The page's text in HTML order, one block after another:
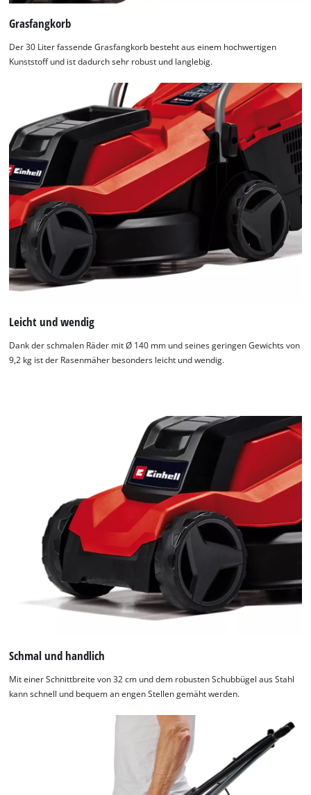
Grasfangkorb
Der 30 Liter fassende Grasfangkorb besteht aus einem hochwertigen
Kunststoff und ist dadurch sehr robust und langlebig.
Leicht und wendig
Dank der schmalen Räder mit Ø 140 mm und seines geringen Gewichts von
9,2 kg ist der Rasenmäher besonders leicht und wendig.
Schmal und handlich
Mit einer Schnittbreite von 32 cm und dem robusten Schubbügel aus Stahl
kann schnell und bequem an engen Stellen gemäht werden.